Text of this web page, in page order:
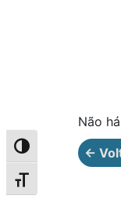
Alternar alto
Alternar tamanho
Não
←